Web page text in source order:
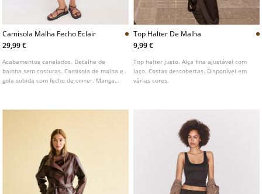
Camisola Malha Fecho Eclair
29,99 €
Acabamentos canelados. Detalhe de
bainha sem costuras. Camisola de malha e
gola subida com fecho de correr. Manga
Top Halter De Malha
9,99 €
Top halter justo. Alça fina ajustável com
laço. Costas descobertas. Disponível em
várias cores.